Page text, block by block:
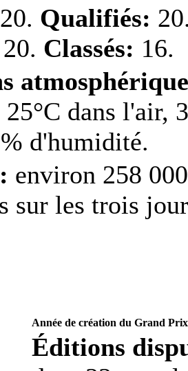
20. Qualifiés:
20. Classés: 16.
dans l'air,
d'humidité.
environ 258 000
sur les trois
Année de création du Grand
Éditions